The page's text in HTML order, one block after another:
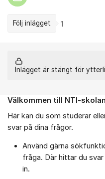
Följ inlägget 1
Inlägget är stängt för
Om forumet
Välkommen till NTI-
Här kan du som studerar
svar på dina frågor.
Använd gärna
fråga. Där hittar du
in.